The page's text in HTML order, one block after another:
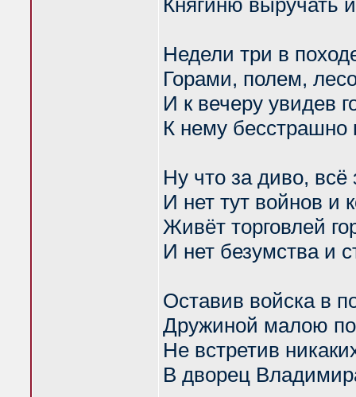
Княгиню выручать
Недели три в
Горами, полем,
И к вечеру увидев
К нему
Ну что за диво, всё
И нет тут войнов и
Живёт торговлей
И нет безумства и
Оставив войска в
Дружиной малою
Не встретив
В дворец